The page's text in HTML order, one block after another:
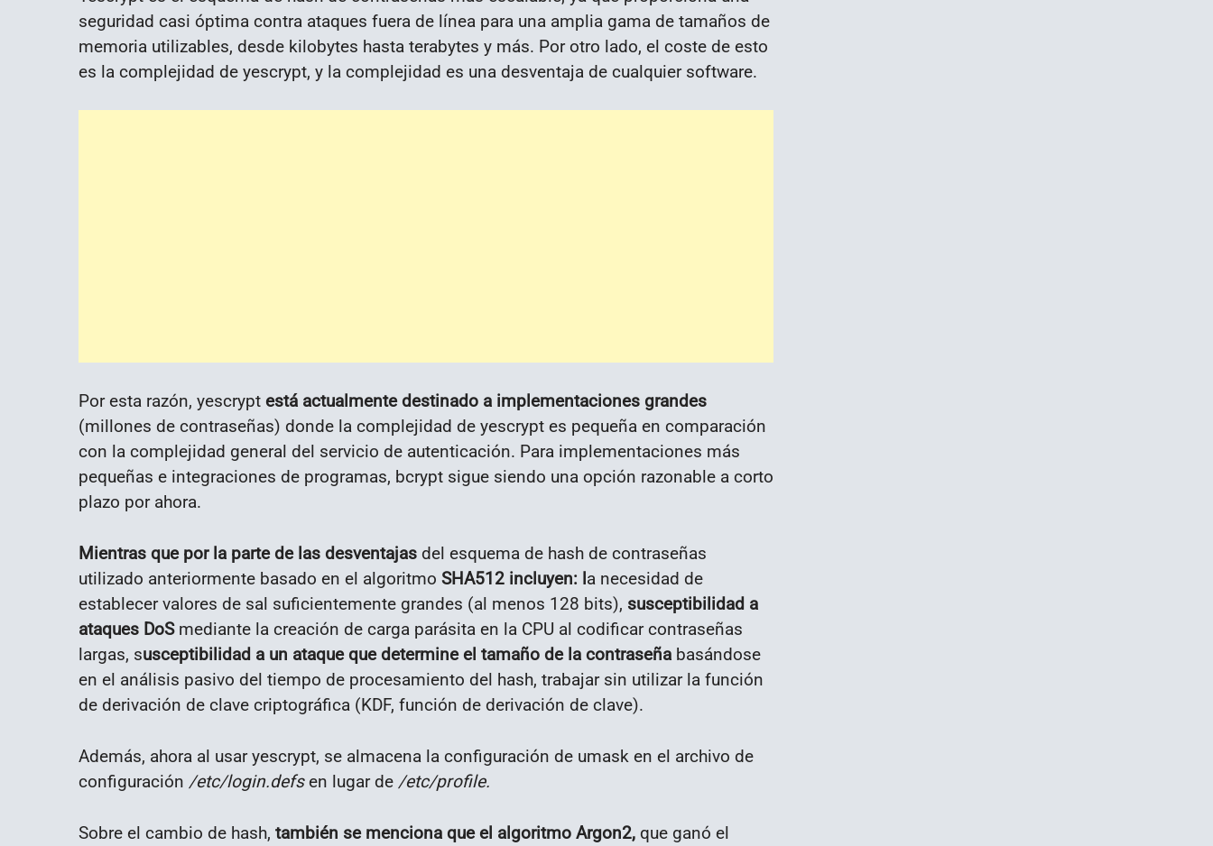
seguridad casi óptima contra ataques fuera de línea para una amplia gama de tamaños de
memoria utilizables, desde kilobytes hasta terabytes y más. Por otro lado, el coste de esto
es la complejidad de yescrypt, y la complejidad es una desventaja de cualquier software.
Por esta razón, yescrypt está actualmente destinado a implementaciones grandes
(millones de contraseñas) donde la complejidad de yescrypt es pequeña en comparación
con la complejidad general del servicio de autenticación. Para implementaciones más
pequeñas e integraciones de programas, bcrypt sigue siendo una opción razonable a corto
plazo por ahora.
Mientras que por la parte de las desventajas del esquema de hash de contraseñas
utilizado anteriormente basado en el algoritmo SHA512 incluyen: la necesidad de
establecer valores de sal suficientemente grandes (al menos 128 bits), susceptibilidad a
ataques DoSmediante la creación de carga parásita en la CPU al codificar contraseñas
largas, susceptibilidad a un ataque que determine el tamaño de la contraseña basándose
en el análisis pasivo del tiempo de procesamiento del hash, trabajar sin utilizar la función
de derivación de clave criptográfica (KDF, función de derivación de clave).
Además, ahora al usar yescrypt, se almacena la configuración de umask en el archivo de
configuración /etc/login.defsen lugar de /etc/profile.
Sobre el cambio de hash, también se menciona que el algoritmo Argon2, que ganó el